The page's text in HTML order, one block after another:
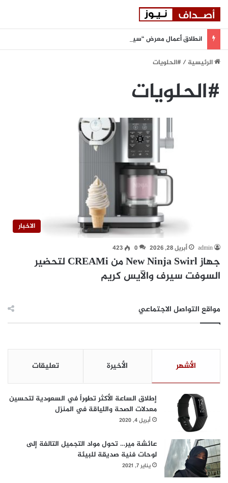
الرئيسية/ #الحلويات
#الحلويات
الاخبار
admin أبريل 28, 2026 0
423
جهاز New Ninja Swirl من CREAMi لتحضير
السوفت سيرف والآيس كريم
مواقع التواصل الاجتماعي
الأشهر الأخيرة تعليقات
إطلاق الساعة الأكثر تطوراً في السعودية لتحسين
معدلات الصحة واللياقة في المنزل
أبريل 4, 2020
عائشة مير… تحول مواد التجميل التالفة إلى
لوحات فنية صديقة للبيئة
يناير 7, 2021